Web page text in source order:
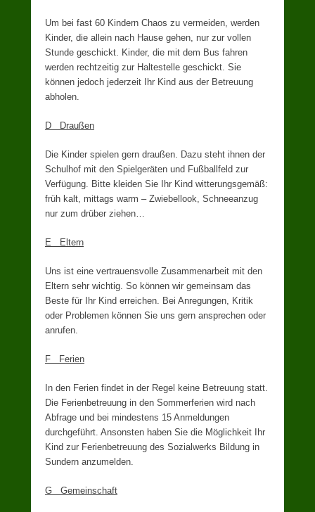
Um bei fast 60 Kindern Chaos zu vermeiden, werden
Kinder, die allein nach Hause gehen, nur zur vollen
Stunde geschickt. Kinder, die mit dem Bus fahren
werden rechtzeitig zur Haltestelle geschickt. Sie
können jedoch jederzeit Ihr Kind aus der Betreuung
abholen.
D Draußen
Die Kinder spielen gern draußen. Dazu steht ihnen der
Schulhof mit den Spielgeräten und Fußballfeld zur
Verfügung. Bitte kleiden Sie Ihr Kind witterungsgemäß:
früh kalt, mittags warm – Zwiebellook, Schneeanzug
nur zum drüber ziehen…
E Eltern
Uns ist eine vertrauensvolle Zusammenarbeit mit den
Eltern sehr wichtig. So können wir gemeinsam das
Beste für Ihr Kind erreichen. Bei Anregungen, Kritik
oder Problemen können Sie uns gern ansprechen oder
anrufen.
F Ferien
In den Ferien findet in der Regel keine Betreuung statt.
Die Ferienbetreuung in den Sommerferien wird nach
Abfrage und bei mindestens 15 Anmeldungen
durchgeführt. Ansonsten haben Sie die Möglichkeit Ihr
Kind zur Ferienbetreuung des Sozialwerks Bildung in
Sundern anzumelden.
G Gemeinschaft